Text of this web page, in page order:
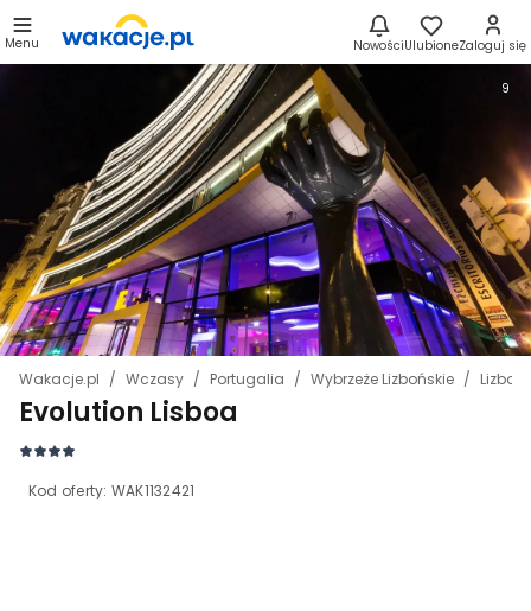
Menu NowościUlubioneZaloguj się
Wakacje.pl Wczasy Portugalia Wybrzeże Lizbońskie
Evolution Lisboa
Kod oferty: WAK1132421
9